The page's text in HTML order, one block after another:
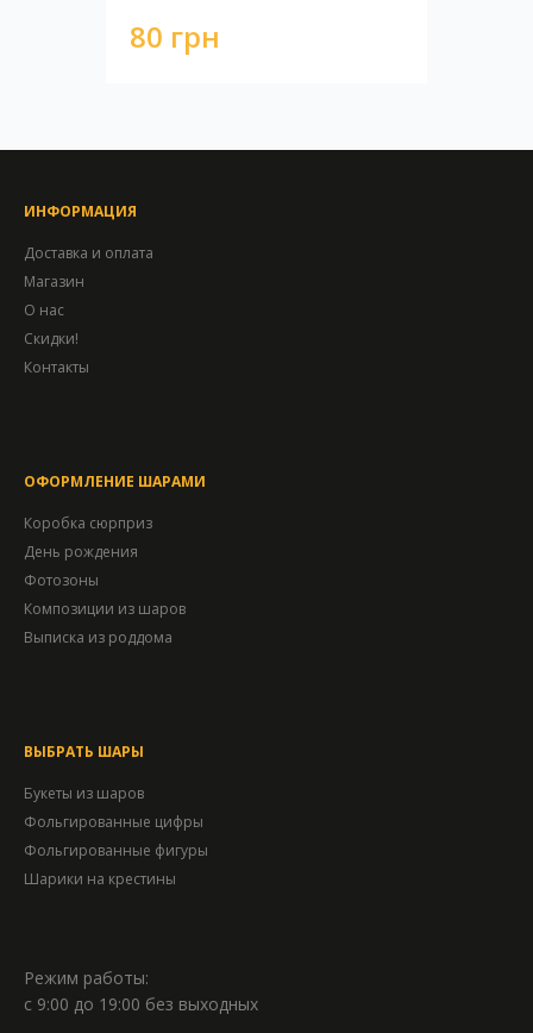
80 грн
ИНФОРМАЦИЯ
Доставка и оплата
Магазин
О нас
Скидки!
Контакты
ОФОРМЛЕНИЕ ШАРАМИ
Коробка сюрприз
День рождения
Фотозоны
Композиции из шаров
Выписка из роддома
ВЫБРАТЬ ШАРЫ
Букеты из шаров
Фольгированные цифры
Фольгированные фигуры
Шарики на крестины
Режим работы:
с 9:00 до 19:00 без выходных